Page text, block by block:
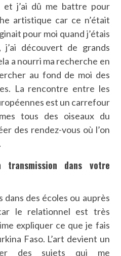
et j’ai dû me battre pour
artistique car ce n’était
pour moi quand j’étais
j’ai découvert de grands
a nourri ma recherche en
au fond de moi des
La rencontre entre les
est un carrefour
tous des oiseaux du
des rendez-vous où l’on
dans votre
des écoles ou auprès
le relationnel est très
expliquer ce que je fais
Faso. L’art devient un
des sujets qui me